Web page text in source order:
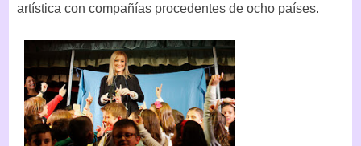
artística con compañías procedentes de ocho países.